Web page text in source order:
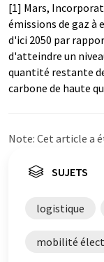
[1] Mars,
émissions de gaz à
d'ici 2050 par
d'atteindre un
quantité restante
carbone de haute
Note: Cet article a
propose ces
été traduit avec
qu'il contienne des
de grammaire.
SUJETS
logistique
mobilité